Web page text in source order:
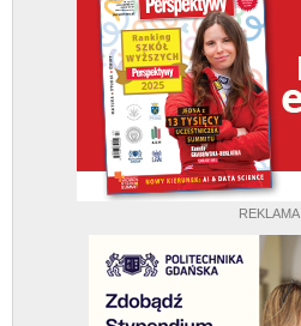
REKLAMA